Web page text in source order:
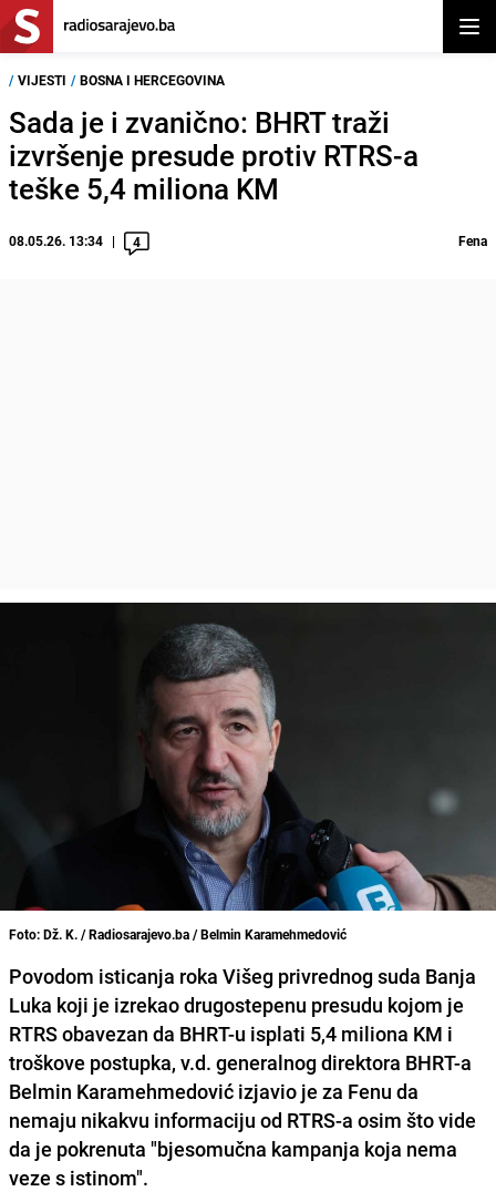
/ VIJESTI / BOSNA I HERCEGOVINA
Sada je i zvanično: BHRT traži
izvršenje presude protiv RTRS-a
teške 5,4 miliona KM
08.05.26. 13:34 4 Fena
Foto: Dž. K. / Radiosarajevo.ba / Belmin Karamehmedović
Povodom isticanja roka Višeg privrednog suda Banja
Luka koji je izrekao drugostepenu presudu kojom je
RTRS obavezan da BHRT-u isplati 5,4 miliona KM i
troškove postupka, v.d. generalnog direktora BHRT-a
Belmin Karamehmedović izjavio je za Fenu da
nemaju nikakvu informaciju od RTRS-a osim što vide
da je pokrenuta "bjesomučna kampanja koja nema
veze s istinom".